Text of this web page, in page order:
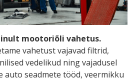
mootoriõli vahetus.
vahetust vajavad filtrid,
vedelikud ning vajadusel
auto seadmete tööd, veermikku